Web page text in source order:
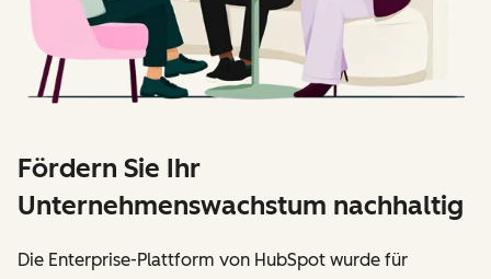
Fördern Sie Ihr
Unternehmenswachstum nachhaltig
Die Enterprise-Plattform von HubSpot wurde für